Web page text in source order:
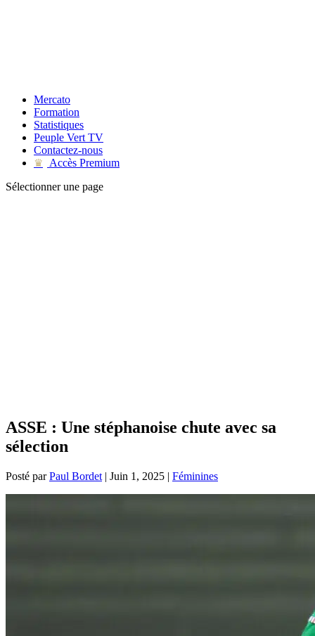
Mercato
Formation
Statistiques
Peuple Vert TV
Contactez-nous
♛
Accès Premium
Sélectionner une page
ASSE : Une stéphanoise chute avec sa
sélection
Posté parPaul Bordet | Juin 1, 2025 | Féminines